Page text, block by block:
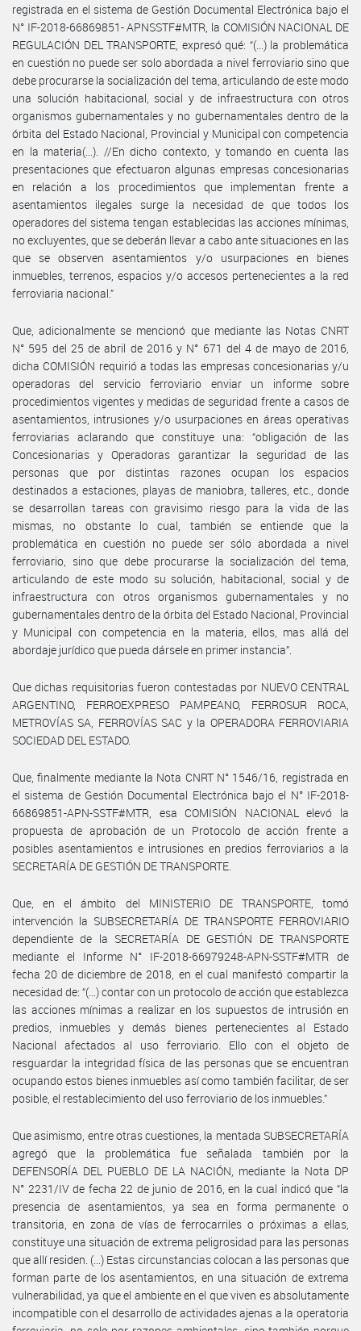
registrada en el sistema de Gestión Documental Electrónica bajo el
N° IF-2018-66869851- APNSSTF#MTR, la COMISIÓN NACIONAL DE
REGULACIÓN DEL TRANSPORTE, expresó qué: “(...) la problemática
en cuestión no puede ser solo abordada a nivel ferroviario sino que
debe procurarse la socialización del tema, articulando de este modo
una solución habitacional, social y de infraestructura con otros
organismos gubernamentales y no gubernamentales dentro de la
órbita del Estado Nacional, Provincial y Municipal con competencia
en la materia(...). //En dicho contexto, y tomando en cuenta las
presentaciones que efectuaron algunas empresas concesionarias
en relación a los procedimientos que implementan frente a
asentamientos ilegales surge la necesidad de que todos los
operadores del sistema tengan establecidas las acciones mínimas,
no excluyentes, que se deberán llevar a cabo ante situaciones en las
que se observen asentamientos y/o usurpaciones en bienes
inmuebles, terrenos, espacios y/o accesos pertenecientes a la red
ferroviaria nacional.”
Que, adicionalmente se mencionó que mediante las Notas CNRT
N° 595 del 25 de abril de 2016 y N° 671 del 4 de mayo de 2016,
dicha COMISIÓN requirió a todas las empresas concesionarias y/u
operadoras del servicio ferroviario enviar un informe sobre
procedimientos vigentes y medidas de seguridad frente a casos de
asentamientos, intrusiones y/o usurpaciones en áreas operativas
ferroviarias aclarando que constituye una: “obligación de las
Concesionarias y Operadoras garantizar la seguridad de las
personas que por distintas razones ocupan los espacios
destinados a estaciones, playas de maniobra, talleres, etc., donde
se desarrollan tareas con gravisimo riesgo para la vida de las
mismas, no obstante lo cual, también se entiende que la
problemática en cuestión no puede ser sólo abordada a nivel
ferroviario, sino que debe procurarse la socialización del tema,
articulando de este modo su solución, habitacional, social y de
infraestructura con otros organismos gubernamentales y no
gubernamentales dentro de la órbita del Estado Nacional, Provincial
y Municipal con competencia en la materia, ellos, mas allá del
abordaje jurídico que pueda dársele en primer instancia”.
Que dichas requisitorias fueron contestadas por NUEVO CENTRAL
ARGENTINO, FERROEXPRESO PAMPEANO, FERROSUR ROCA,
METROVÍAS SA, FERROVÍAS SAC y la OPERADORA FERROVIARIA
SOCIEDAD DEL ESTADO.
Que, finalmente mediante la Nota CNRT N° 1546/16, registrada en
el sistema de Gestión Documental Electrónica bajo el N° IF-2018-
66869851-APN-SSTF#MTR, esa COMISIÓN NACIONAL elevó la
propuesta de aprobación de un Protocolo de acción frente a
posibles asentamientos e intrusiones en predios ferroviarios a la
SECRETARÍA DE GESTIÓN DE TRANSPORTE.
Que, en el ámbito del MINISTERIO DE TRANSPORTE, tomó
intervención la SUBSECRETARÍA DE TRANSPORTE FERROVIARIO
dependiente de la SECRETARÍA DE GESTIÓN DE TRANSPORTE
mediante el Informe N° IF-2018-66979248-APN-SSTF#MTR de
fecha 20 de diciembre de 2018, en el cual manifestó compartir la
necesidad de: “(...) contar con un protocolo de acción que establezca
las acciones mínimas a realizar en los supuestos de intrusión en
predios, inmuebles y demás bienes pertenecientes al Estado
Nacional afectados al uso ferroviario. Ello con el objeto de
resguardar la integridad física de las personas que se encuentran
ocupando estos bienes inmuebles así como también facilitar, de ser
posible, el restablecimiento del uso ferroviario de los inmuebles.”
Que asimismo, entre otras cuestiones, la mentada SUBSECRETARÍA
agregó que la problemática fue señalada también por la
DEFENSORÍA DEL PUEBLO DE LA NACIÓN, mediante la Nota DP
N° 2231/IV de fecha 22 de junio de 2016, en la cual indicó que “la
presencia de asentamientos, ya sea en forma permanente o
transitoria, en zona de vías de ferrocarriles o próximas a ellas,
constituye una situación de extrema peligrosidad para las personas
que allí residen. (...) Estas circunstancias colocan a las personas que
forman parte de los asentamientos, en una situación de extrema
vulnerabilidad, ya que el ambiente en el que viven es absolutamente
incompatible con el desarrollo de actividades ajenas a la operatoria